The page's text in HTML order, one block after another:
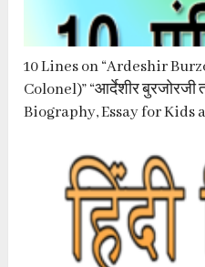
10 Lines on “Ardeshir
Colonel)” “आर्देशीर बुरजोरजी
Biography, Essay for Kids